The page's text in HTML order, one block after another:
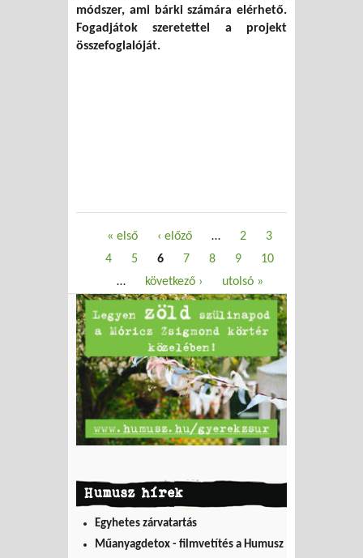
módszer, ami bárki számára elérhető.
Fogadjátok szeretettel a projekt
összefoglalóját.
Oldalak« első ‹ előző … 2
3
4
5 6 7 8 9
10
…
következő › utolsó »
Humusz hírek
Egyhetes zárvatartás
Műanyagdetox - filmvetítés a Humusz